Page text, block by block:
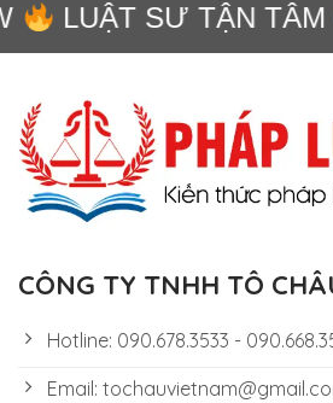
LUẬT SƯ TẬN TÂM
CÔNG TY TNHH TÔ
Hotline: 090.678.3533 -
Email: